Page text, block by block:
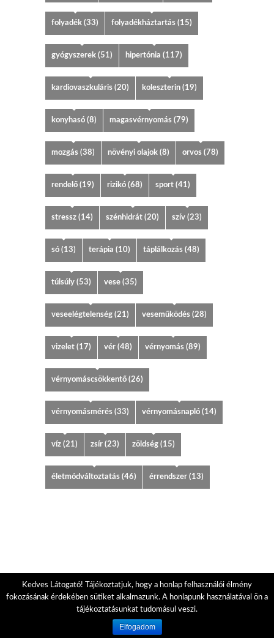
folyadék (33) folyadékháztartás (15)
gyógyszerek (51) hipertónia (117)
kardiovaszkuláris (20) koleszterin (19)
konyhasó (8) magasvérnyomás (79)
mozgás (38) növényi olajok (8) orvos (78)
rendelő (19) rizikó (68) sport (41)
stressz (14) szénhidrát (20) szív (23)
só (13) terápia (10) táplálkozás (48)
túlsúly (53) vese (35)
veseelégtelenség (21) veseműködés (28)
vizelet (17) vér (48) vérnyomás (89)
vérnyomáscsökkentő (26)
vérnyomásmérés (33) vérnyomásnapló (14)
víz (21) zsír (23) zöldség (15)
életmódváltoztatás (46) érrendszer (13)
Kedves Látogató! Tájékoztatjuk, hogy a honlap felhasználói élmény
fokozásának érdekében sütiket alkalmazunk. A honlapunk használatával ön a
tájékoztatásunkat tudomásul veszi.
Elfogadom